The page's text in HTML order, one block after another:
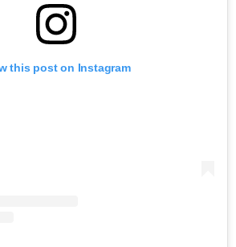
this post on Instagram